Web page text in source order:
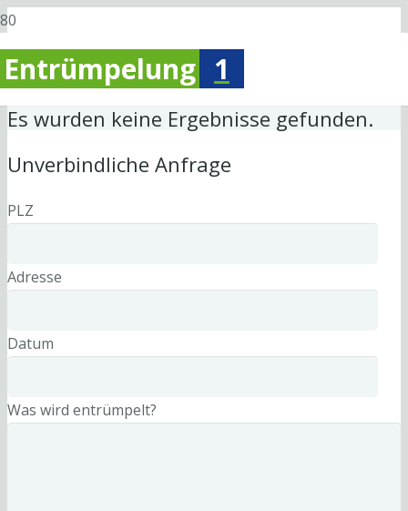
Entrümpelung 1
Es wurden keine Ergebnisse gefunden.
Unverbindliche Anfrage
PLZ
Adresse
Datum
Was wird entrümpelt?